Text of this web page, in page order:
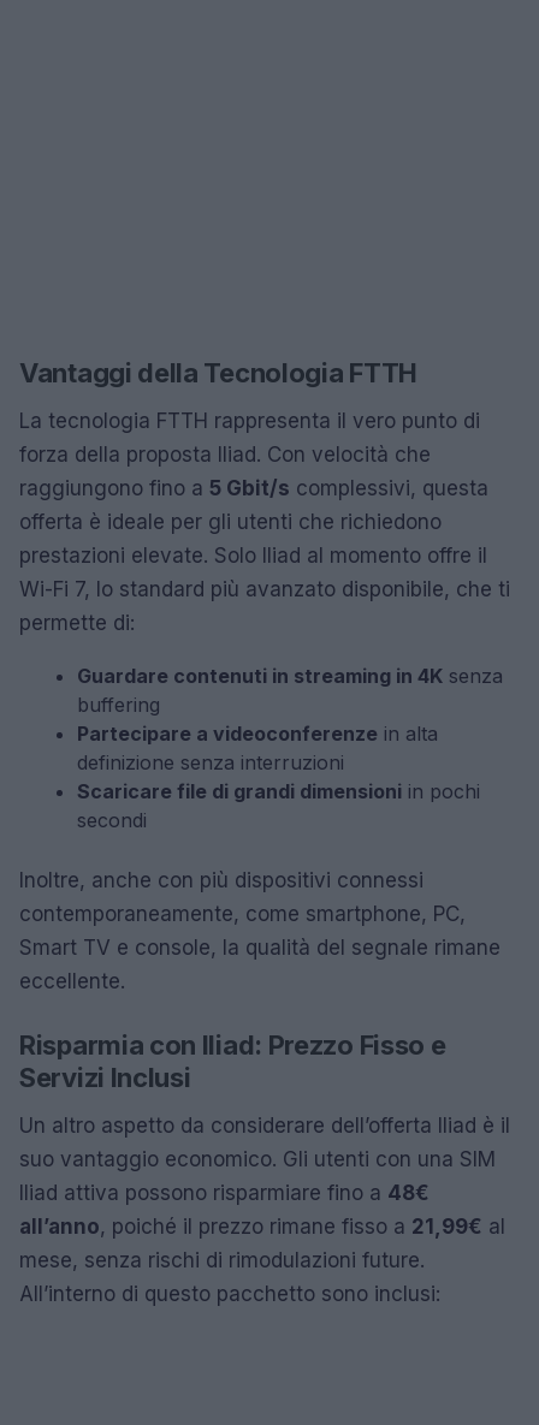
Vantaggi della Tecnologia FTTH
La tecnologia FTTH rappresenta il vero punto di
forza della proposta Iliad. Con velocità che
raggiungono fino a 5 Gbit/s complessivi, questa
offerta è ideale per gli utenti che richiedono
prestazioni elevate. Solo Iliad al momento offre il
Wi-Fi 7, lo standard più avanzato disponibile, che ti
permette di:
Guardare contenuti in streaming in 4K senza
buffering
Partecipare a videoconferenze in alta
definizione senza interruzioni
Scaricare file di grandi dimensioni in pochi
secondi
Inoltre, anche con più dispositivi connessi
contemporaneamente, come smartphone, PC,
Smart TV e console, la qualità del segnale rimane
eccellente.
Risparmia con Iliad: Prezzo Fisso e
Servizi Inclusi
Un altro aspetto da considerare dell’offerta Iliad è il
suo vantaggio economico. Gli utenti con una SIM
Iliad attiva possono risparmiare fino a 48€
all’anno, poiché il prezzo rimane fisso a 21,99€ al
mese, senza rischi di rimodulazioni future.
All’interno di questo pacchetto sono inclusi: